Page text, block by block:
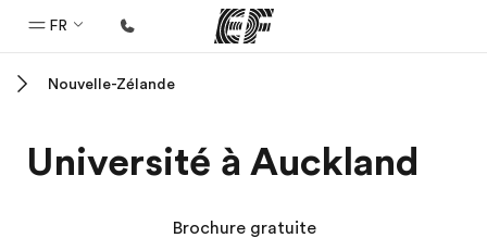
FR
Programmes
Nouvelle-Zélande
Université à Auckland
Brochure gratuite